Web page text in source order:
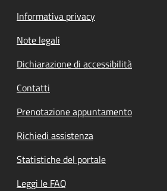
Informativa privacy
Note legali
Dichiarazione di accessibilità
Contatti
Prenotazione appuntamento
Richiedi assistenza
Statistiche del portale
Leggi le FAQ